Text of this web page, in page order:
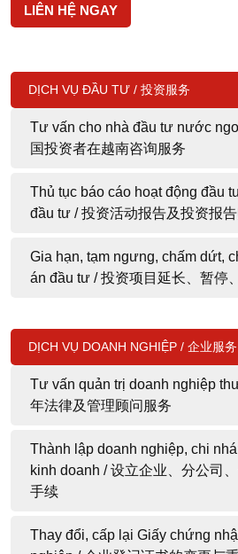
LIÊN HỆ NGAY
DỊCH VỤ ĐẦU TƯ / 投资服务
Tư vấn cho nhà đầu tư nước
国投资者在越南咨询服务
Thủ tục báo cáo hoạt động đầu
đầu tư / 投资活动报告及投资报
Gia hạn, tạm ngưng, chấm dứt,
án đầu tư / 投资项目延长、暂停
DỊCH VỤ DOANH NGHIỆP / 企业服务
Tư vấn quản trị doanh nghiệp
年法律及管理顾问服务
Thành lập doanh nghiệp, chi
kinh doanh / 设立企业、分公司
手续
Thay đổi, cấp lại Giấy chứng